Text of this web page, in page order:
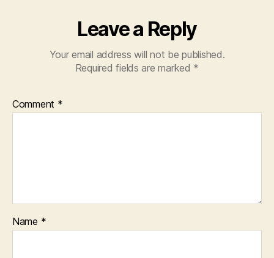
Leave a Reply
Your email address will not be published.
Required fields are marked *
Comment *
Name *